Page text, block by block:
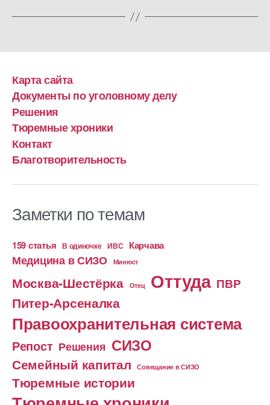
Карта сайта
Документы по уголовному делу
Решения
Тюремные хроники
Контакт
Благотворительность
Заметки по темам
159 статья В одиночке ИВС Карчава
Медицина в СИЗО Минюст
Москва-Шестёрка Отец Оттуда ПВР
Питер-Арсеналка
Правоохранительная система
Репост Решения СИЗО
Семейный капитал Совещание в СИЗО
Тюремные истории